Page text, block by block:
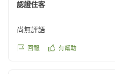
認證住客
尚無評語
回報 有幫助